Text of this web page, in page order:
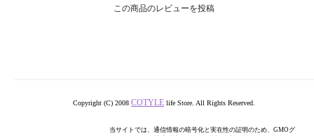
この商品のレビューを投稿
Copyright (C) 2008 COTYLE life Store. All Rights Reserved.
当サイトでは、通信情報の暗号化と実在性の証明のため、GMOグ